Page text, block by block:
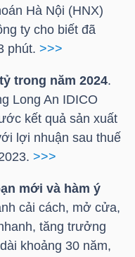
Hà Nội (HNX)
ty cho biết đã
phút. >>>
trong năm 2024.
Long An IDICO
kết quả sản xuất
lợi nhuận sau thuế
>>>
mới và hàm ý
cải cách, mở cửa,
tăng trưởng
khoảng 30 năm,